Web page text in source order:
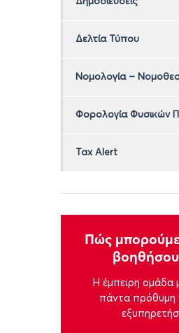
Δελτία Τύπου
Νομολογία –
Φορολογία Φυσικών
Tax Alert
Πώς
Η έμπειρη ομάδα
πάντα πρόθυμη